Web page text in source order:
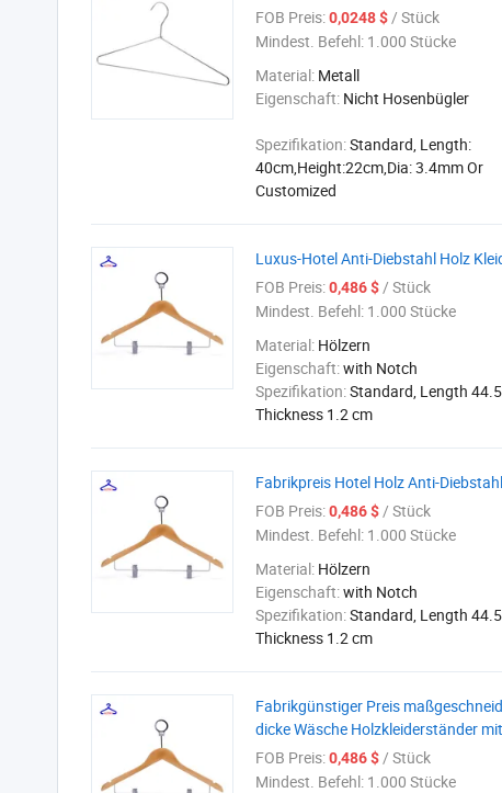
FOB Preis:0,0248 $/ Stück
Mindest. Befehl: 1.000 Stücke
Material: Metall
Eigenschaft: Nicht Hosenbügler
Spezifikation:Standard, Length:
40cm,Height:22cm,Dia: 3.4mm Or
Customized
Luxus-Hotel Anti-Diebstahl Holz
FOB Preis:0,486 $/ Stück
Mindest. Befehl: 1.000 Stücke
Material: Hölzern
Eigenschaft:with Notch
Spezifikation:Standard, Length
Thickness 1.2 cm
Fabrikpreis Hotel Holz Anti-
FOB Preis:0,486 $/ Stück
Mindest. Befehl: 1.000 Stücke
Material: Hölzern
Eigenschaft:with Notch
Spezifikation:Standard, Length
Thickness 1.2 cm
Fabrikgünstiger Preis
dicke Wäsche Holzkleiderständer
FOB Preis:0,486 $/ Stück
Mindest. Befehl: 1.000 Stücke